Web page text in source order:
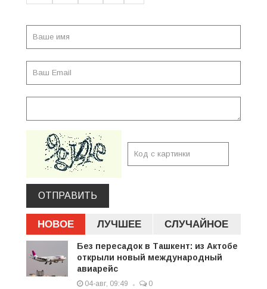
ОТПРАВИТЬ
НОВОЕ ЛУЧШЕЕ СЛУЧАЙНОЕ
Без пересадок в Ташкент: из Актобе
открыли новый международный
авиарейс
04-авг, 09:49 0